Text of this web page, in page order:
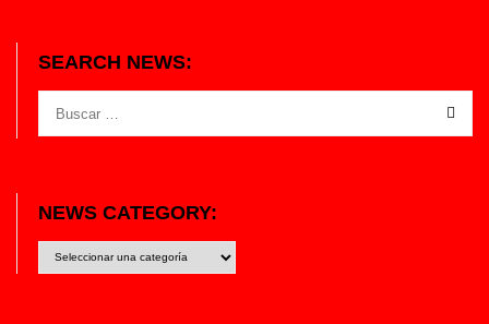
SEARCH NEWS:
NEWS CATEGORY:
category: